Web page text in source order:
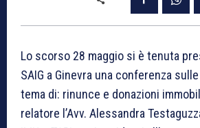
Lo scorso 28 maggio si è tenuta
SAIG a Ginevra una conferenza
tema di: rinunce e donazioni
relatore l’Avv. Alessandra